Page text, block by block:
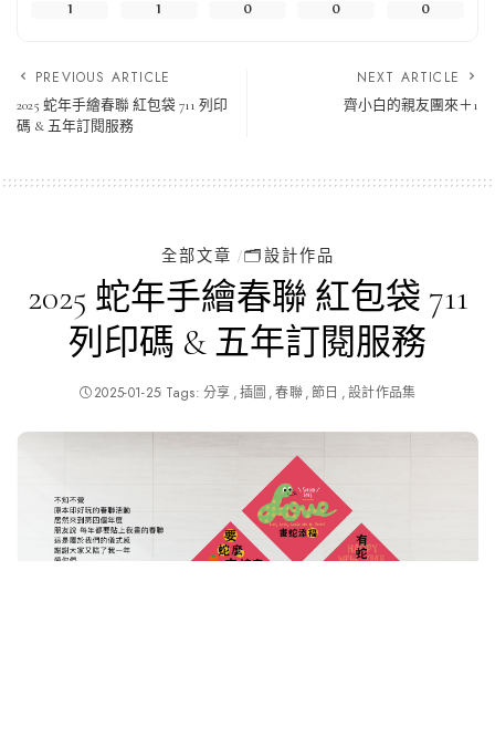
1 1 0 0 0
PREVIOUS ARTICLE
2025 蛇年手繪春聯 紅包袋 711 列印
碼 & 五年訂閱服務
NEXT ARTICLE
齊小白的親友團來＋1
全部文章 🗂️設計作品
2025 蛇年手繪春聯 紅包袋 711
列印碼 & 五年訂閱服務
2025-01-25 Tags: 分享 插圖 春聯 節日 設計作品集